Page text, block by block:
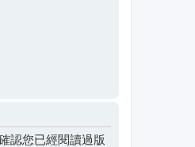
認您已經閱讀過版